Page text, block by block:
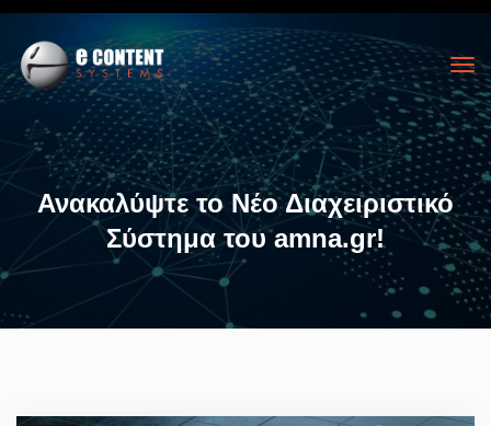
Ανακαλύψτε το Νέο Διαχειριστικό
Σύστημα του amna.gr!